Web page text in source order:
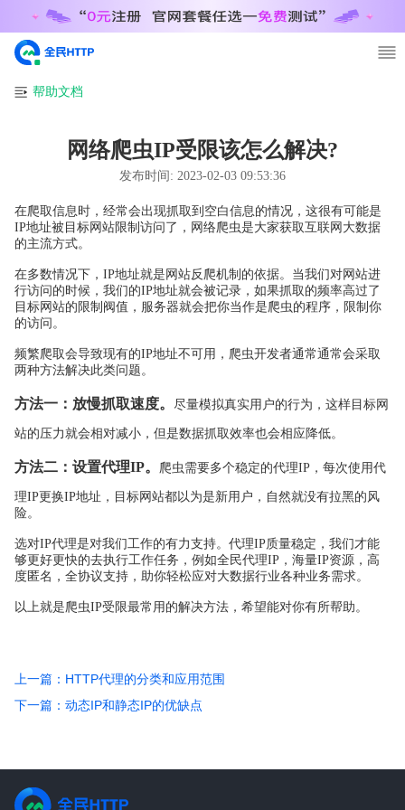
帮助文档
网络爬虫IP受限该怎么解决?
发布时间: 2023-02-03 09:53:36
在爬取信息时，经常会出现抓取到空白信息的情况，这很有可能是
IP地址被目标网站限制访问了， 网络爬虫是大家获取互联网大数据
的主流方式。
在多数情况下，IP地址就是网站反爬机制的依据。当我们对网站进
行访问的时候，我们的IP地址就会被记录，如果抓取的频率高过了
目标网站的限制阀值，服务器就会把你当作是爬虫的程序，限制你
的访问。
频繁爬取会导致现有的IP地址不可用，爬虫开发者通常通常会采取
两种方法解决此类问题。
方法一：放慢抓取速度。 尽量模拟真实用户的行为，这样目标网
站的压力就会相对减小，但是数据抓取效率也会相应降低。
方法二：设置代理IP。 爬虫需要多个稳定的代理IP，每次使用代
理IP更换IP地址，目标网站都以为是新用户，自然就没有拉黑的风
险。
选对IP代理是对我们工作的有力支持。代理IP质量稳定，我们才能
够更好更快的去执行工作任务，例如全民代理IP，海量IP资源，高
度匿名，全协议支持，助你轻松应对大数据行业各种业务需求。
以上就是爬虫IP受限最常用的解决方法，希望能对你有所帮助。
上一篇：HTTP代理的分类和应用范围
下一篇：动态IP和静态IP的优缺点